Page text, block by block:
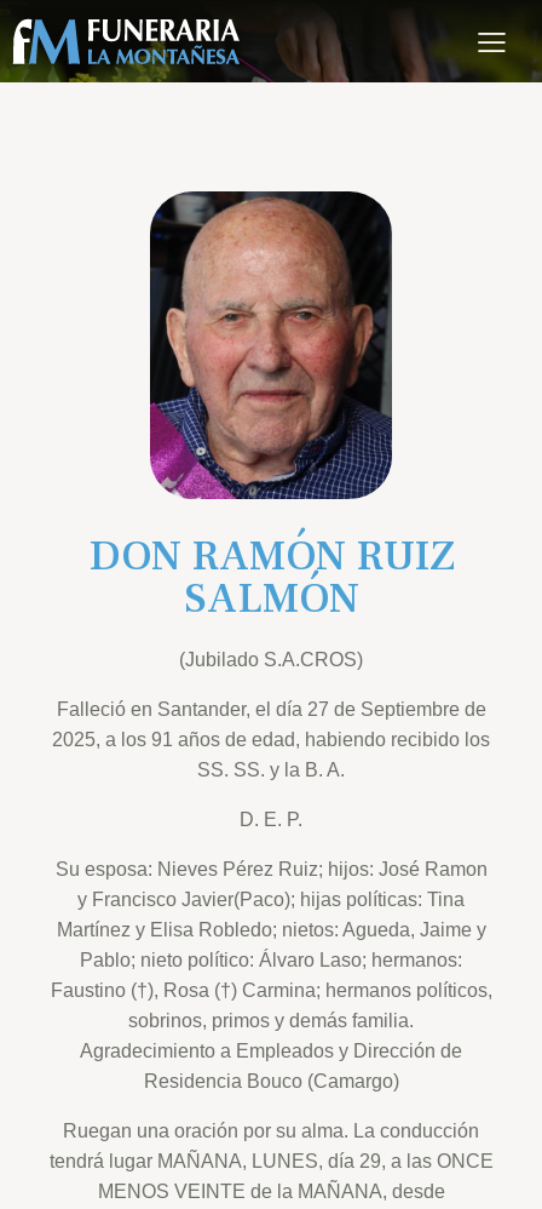
DON RAMÓN RUIZ
SALMÓN
(Jubilado S.A.CROS)
Falleció en Santander, el día 27 de Septiembre de
2025, a los 91 años de edad, habiendo recibido los
SS. SS. y la B. A.
D. E. P.
Su esposa: Nieves Pérez Ruiz; hijos: José Ramon
y Francisco Javier(Paco); hijas políticas: Tina
Martínez y Elisa Robledo; nietos: Agueda, Jaime y
Pablo; nieto político: Álvaro Laso; hermanos:
Faustino (†), Rosa (†) Carmina; hermanos políticos,
sobrinos, primos y demás familia.
Agradecimiento a Empleados y Dirección de
Residencia Bouco (Camargo)
Ruegan una oración por su alma. La conducción
tendrá lugar MAÑANA, LUNES, día 29, a las ONCE
MENOS VEINTE de la MAÑANA, desde